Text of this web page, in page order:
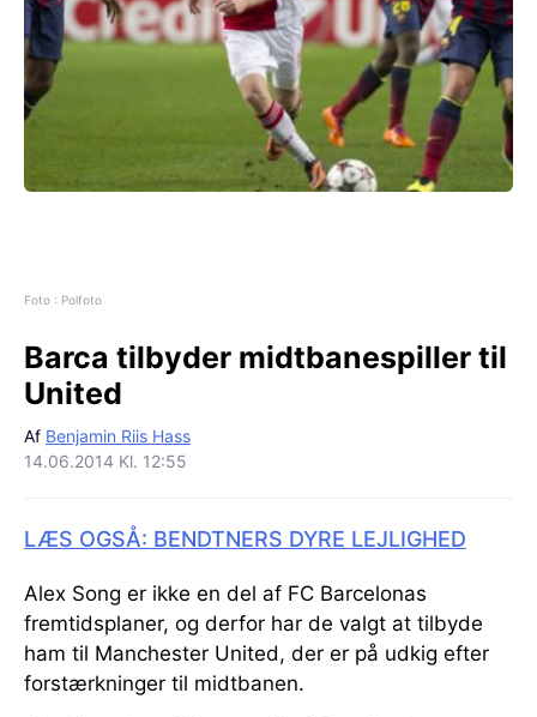
Foto : Polfoto
Barca tilbyder midtbanespiller til
United
Af Benjamin Riis Hass
14.06.2014 Kl. 12:55
LÆS OGSÅ: BENDTNERS DYRE LEJLIGHED
Alex Song er ikke en del af FC Barcelonas
fremtidsplaner, og derfor har de valgt at tilbyde
ham til Manchester United, der er på udkig efter
forstærkninger til midtbanen.